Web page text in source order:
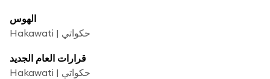
الهوس
Hakawati | حكواتي
قرارات العام الجديد
Hakawati | حكواتي